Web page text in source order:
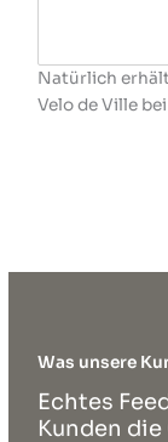
Natürlich
Velo de Ville
Was unsere
Echtes
Kunden